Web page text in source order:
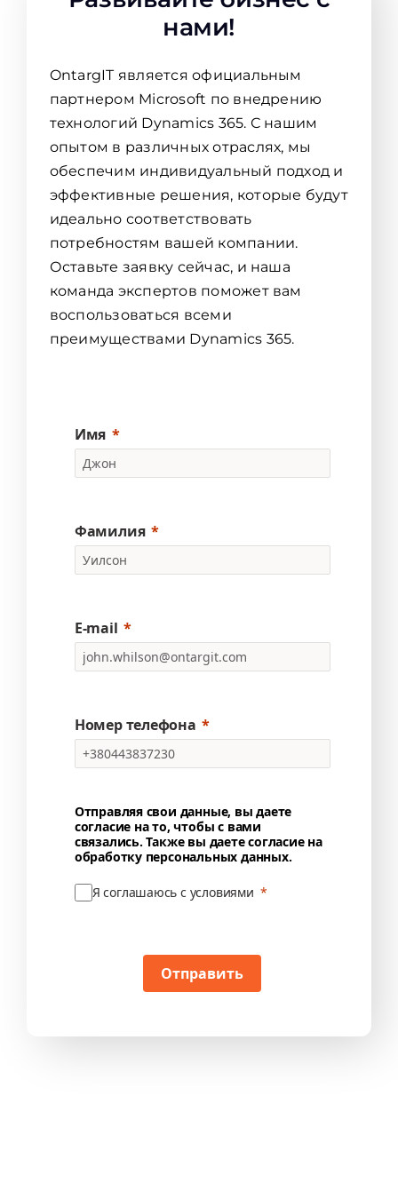
нами!
OntargIT является официальным
партнером Microsoft по внедрению
технологий Dynamics 365. С нашим
опытом в различных отраслях, мы
обеспечим индивидуальный подход и
эффективные решения, которые будут
идеально соответствовать
потребностям вашей компании.
Оставьте заявку сейчас, и наша
команда экспертов поможет вам
воспользоваться всеми
преимуществами Dynamics 365.
Имя
Фамилия
E-mail
Номер телефона
Отправляя свои данные, вы даете
согласие на то, чтобы с вами
связались. Также вы даете согласие на
обработку персональных данных.
Я соглашаюсь с условиями
Отправить